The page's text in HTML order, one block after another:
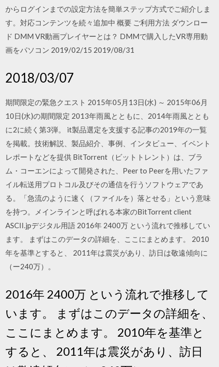
からログインまでの設定方法を簡単ステップ方式でご紹介しま
す。対応コンテンツを続々追加中 概要 ご利用方法 ダウンロー
ド DMM VR動画プレイヤーとは？ DMMで購入したVR専用動
画をパソコン 2019/02/15 2019/08/31
2018/03/07
期間限定の緊急クエスト 2015年05月13日(水) ～ 2015年06月
10日(水)の期間限定 2013年雨風とともに、2014年雨風ととも
に2に続く第3弾。 it製品選定を支援する記事の2019年の一覧
を掲載。技術解説、製品紹介、事例、インタビュー、イベント
レポートなどを提供 BitTorrent（ビットトレント）は、ブラ
ム・コーエンによって開発された、Peer to Peerを用いたファ
イル転送用プロトコル及びその通信を行うソフトウェアであ
る。「急流のように速く（ファイルを）落とせる」という意味
を持つ。メインラインと呼ばれる本家のBitTorrent client
ASCII.jpデジタル用語 2016年 2400万 という流れで推移してい
ます。 まずはこのデータの詳細を、ここにまとめます。 2010
年を基準とすると、 2011年は震災があり、訪日は敬遠傾向に
（ー240万）。
2016年 2400万 という流れで推移して
います。 まずはこのデータの詳細を、
ここにまとめます。 2010年を基準と
すると、 2011年は震災があり、訪日